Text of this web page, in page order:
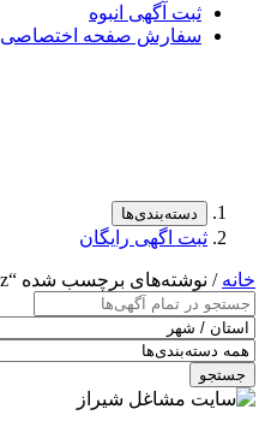
ثبت آگهی انبوه
سفارش صفحه اختصاصی
دسته‌بندی‌ها
ثبت اگهی رایگان
خانه / نوشته‌های برچسب شده “dentist and family doctor in Shiraz”
جستجو